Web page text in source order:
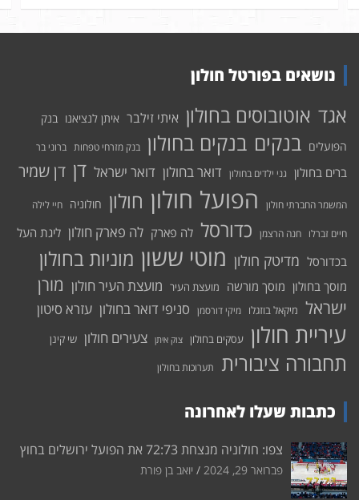
נושאים בפורטל חולון
אגד אוטובוסים בחולון איתי זילבר איתן לנציאנו בנק
הפועלים בנקים בנקים בחולון בנק מזרחי טפחות ברוני בר
ברים בחולון גני ילדים בחולון דואר בחולון דואר ישראל דן דן שמיר
המשמר החברתי חולון הפועל חולון חולון חולוניה חיי לילה
חיים זברלו חנה הרצמן כדורסל לה פארק לה פארק חולון ליגת העל
בכדורסל מדיטק חולון מוטי ששון מוניות בחולון
מוסך בחולון מוסך מורשה מועצת העיר מועצת העיר חולון מורן
ישראל מיקאל בוזגלו מיקי דורסמן סניפי דואר בחולון עזרא סיטון
עיריית חולון עסקים בחולון צוק איתן צעירים חולון שי קינן
תחבורה ציבורית תערוכות בחולון
כתבות שעלו לאחרונה
צפו: חולוניה מנצחת 72:73 את הפועל ירושלים בחוץ
פברואר 29, 2024 יואב בן פורת